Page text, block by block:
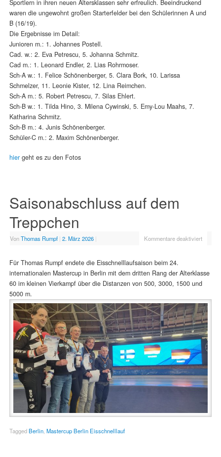
Sportlern in ihren neuen Altersklassen sehr erfreulich. Beeindruckend
waren die ungewohnt großen Starterfelder bei den Schülerinnen A und
B (16/19).
Die Ergebnisse im Detail:
Junioren m.: 1. Johannes Postell.
Cad. w.: 2. Eva Petrescu, 5. Johanna Schmitz.
Cad m.: 1. Leonard Endler, 2. Lias Rohrmoser.
Sch-A w.: 1. Felice Schönenberger, 5. Clara Bork, 10. Larissa
Schmelzer, 11. Leonie Kister, 12. Lina Reimchen.
Sch-A m.: 5. Robert Petrescu, 7. Silas Ehlert.
Sch-B w.: 1. Tilda Hino, 3. Milena Cywinski, 5. Emy-Lou Maahs, 7.
Katharina Schmitz.
Sch-B m.: 4. Junis Schönenberger.
Schüler-C m.: 2. Maxim Schönenberger.
hiergeht es zu den Fotos
Saisonabschluss auf dem
Treppchen
VonThomas Rumpf | 2. März 2026 | Kommentare deaktiviert
Für Thomas Rumpf endete die Eisschnelllaufsaison beim 24.
internationalen Mastercup in Berlin mit dem dritten Rang der Alterklasse
60 im kleinen Vierkampf über die Distanzen von 500, 3000, 1500 und
5000 m.
TaggedBerlin, Mastercup Berlin Eisschnelllauf